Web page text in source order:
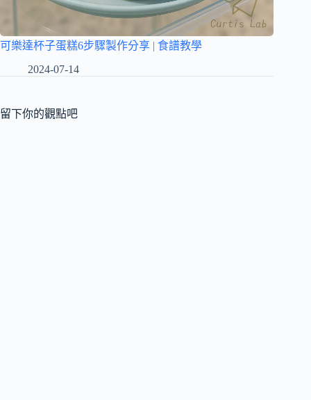
可樂達杯子蛋糕6步驟製作分享 | 食譜教學
2024-07-14
留下你的觀點吧